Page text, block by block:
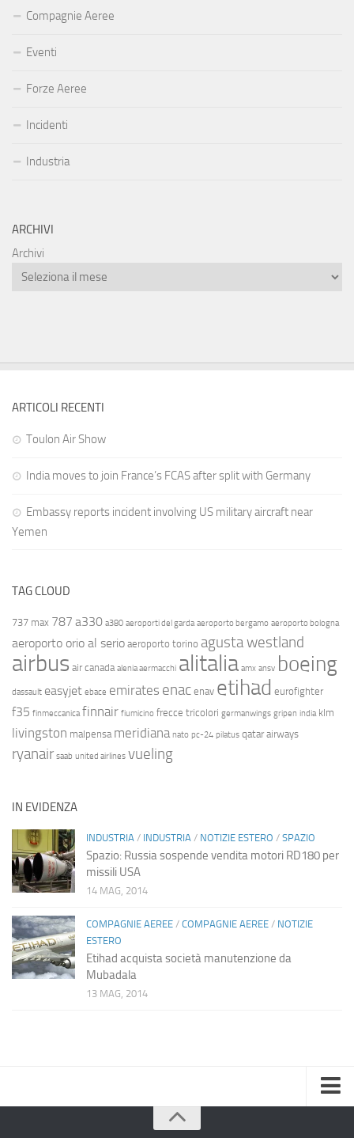
Compagnie Aeree
Eventi
Forze Aeree
Incidenti
Industria
ARCHIVI
Archivi
ARTICOLI RECENTI
Toulon Air Show
India moves to join France’s FCAS after split with Germany
Embassy reports incident involving US military aircraft near
Yemen
TAG CLOUD
737 max 787 a330 a380 aeroporti del garda aeroporto bergamo aeroporto bologna
aeroporto orio al serio aeroporto torino agusta westland
airbus air canada alenia aermacchi alitalia amx ansv boeing
dassault easyjet ebace emirates enac enav etihad eurofighter
f35 finmeccanica finnair fiumicino frecce tricolori germanwings gripen india klm
livingston malpensa meridiana nato pc-24 pilatus qatar airways
ryanair saab united airlines vueling
IN EVIDENZA
INDUSTRIA / INDUSTRIA / NOTIZIE ESTERO / SPAZIO
Spazio: Russia sospende vendita motori RD180 per
missili USA
14 MAG, 2014
COMPAGNIE AEREE / COMPAGNIE AEREE / NOTIZIE
ESTERO
Etihad acquista società manutenzione da
Mubadala
13 MAG, 2014